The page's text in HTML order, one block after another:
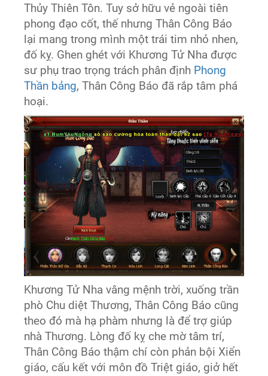
Thủy Thiên Tôn. Tuy sở hữu vẻ ngoài tiên
phong đạo cốt, thế nhưng Thân Công Báo
lại mang trong mình một trái tim nhỏ nhen,
đố kỵ. Ghen ghét với Khương Tử Nha được
sư phụ trao trọng trách phân định Phong
Thần bảng, Thân Công Báo đã rắp tâm phá
hoại.
Khương Tử Nha vâng mệnh trời, xuống trần
phò Chu diệt Thương, Thân Công Báo cũng
theo đó mà hạ phàm nhưng là để trợ giúp
nhà Thương. Lòng đố kỵ che mờ tâm trí,
Thân Công Báo thậm chí còn phản bội Xiển
giáo, cấu kết với môn đồ Triệt giáo, giở hết